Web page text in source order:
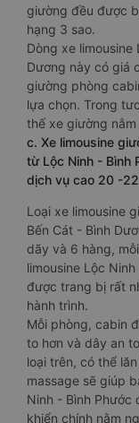
giường đều được
hạng 3 sao.
Dòng xe limousine
Dương này có giá
giường phòng
lựa chọn. Trong
thế xe giường
c. Xe limousine
từ Lộc Ninh - Bình
dịch vụ cao 20 -
Loại xe limousine
Bến Cát - Bình
dãy và 6 hàng,
limousine Lộc
được trang bị rất
hành trình.
Mỗi phòng, cabin
to hơn và dây an
loại trên, có thể
massage sẽ giúp
Ninh - Bình Phước
khiển chính nằm